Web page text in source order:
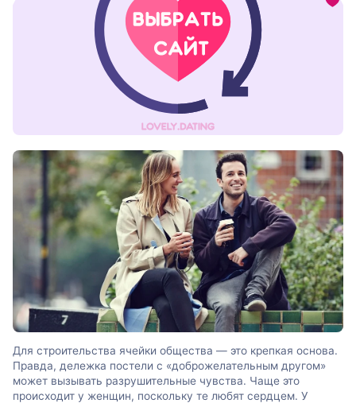
Для строительства ячейки общества — это крепкая основа.
Правда, дележка постели с «доброжелательным другом»
может вызывать разрушительные чувства. Чаще это
происходит у женщин, поскольку те любят сердцем. У